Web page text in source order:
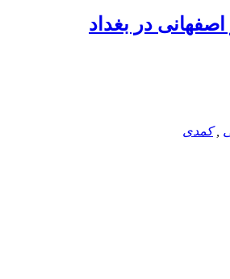
اصفهانی در بغداد
,کمدی